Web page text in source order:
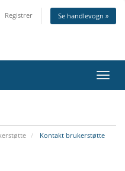
Registrer Se handlevogn »
Bytt
Kontakt brukerstøtte